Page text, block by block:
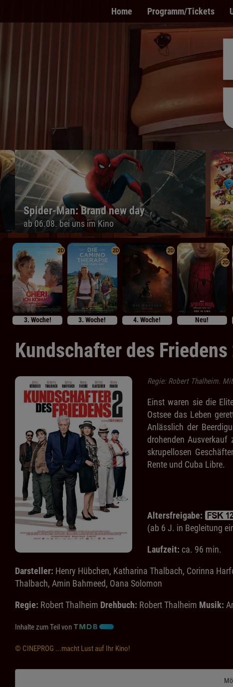
Home Programm/Tickets
Spider-Man: Brand new day
ab 06.08. bei uns im Kino
2D
3. Woche!
2D
3. Woche!
2D
4. Woche!
3D
2D
Neu!
Kundschafter des Friedens
Regie: Robert Thalheim.
Einst waren sie die
Ostsee das Leben
Anlässlich der
drohenden
skrupellosen
Rente und Cuba Libre.
Altersfreigabe:
(ab 6 J. in Begleitung
Laufzeit: ca. 96 min.
Darsteller: Henry Hübchen, Katharina Thalbach, Corinna
Thalbach, Amin Bahmeed, Oana Solomon
Regie: Robert Thalheim Drehbuch: Robert Thalheim Musik:
Inhalte zum Teil von
© CINEPROG ...macht Lust auf Ihr Kino!